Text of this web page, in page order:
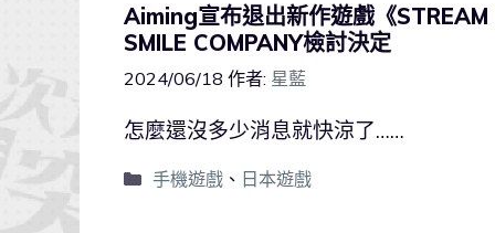
Aiming宣布退出新作遊戲《
SMILE COMPANY檢討決定
2024/06/18 作者: 星藍
怎麼還沒多少消息就快涼了……
手機遊戲、 日本遊戲